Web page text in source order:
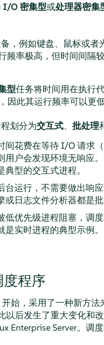
I/O 密集型或处理器密集
，例如键盘、鼠标或者
频率极高，但时间间隔
型任务将时间用在执行
因此其运行频率可以更
划分为交互式、 批处理
间花费在等待 I/O 请求
用户会发现环境无响应
型的交互式进程。
台运行，不需要做出响
日志文件分析器都是批
低优先级进程阻塞，调
实时进程的典型示例。
程序
始，采用了一种新方
以后发生了重大变化和
Enterprise Server。调